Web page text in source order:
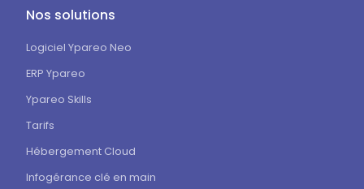
Nos solutions
Logiciel Ypareo Neo
ERP Ypareo
Ypareo Skills
Tarifs
Hébergement Cloud
Infogérance clé en main